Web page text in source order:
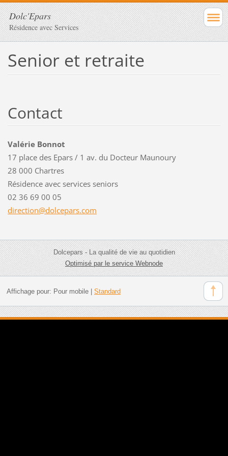
Dolc'Epars
Résidence avec Services
Senior et retraite
Contact
Valérie Bonnot
17 place des Epars / 1 av. du Docteur Maunoury
28 000 Chartres
Résidence avec services seniors
02 36 69 00 05
direction@dolcepars.com
Dolcepars - La qualité de vie au quotidien
Optimisé par le service Webnode
Affichage pour: Pour mobile| Standard